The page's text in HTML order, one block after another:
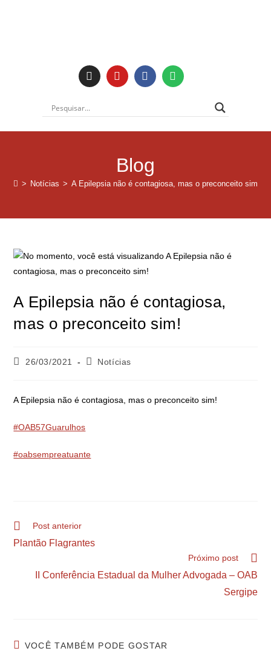
Blog
> Notícias > A Epilepsia não é contagiosa, mas o preconceito sim!
A Epilepsia não é contagiosa,
mas o preconceito sim!
26/03/2021 Notícias
A Epilepsia não é contagiosa, mas o preconceito sim!
#OAB57Guarulhos
#oabsempreatuante
Post anterior
Plantão Flagrantes
Próximo post
II Conferência Estadual da Mulher Advogada – OAB
Sergipe
VOCÊ TAMBÉM PODE GOSTAR